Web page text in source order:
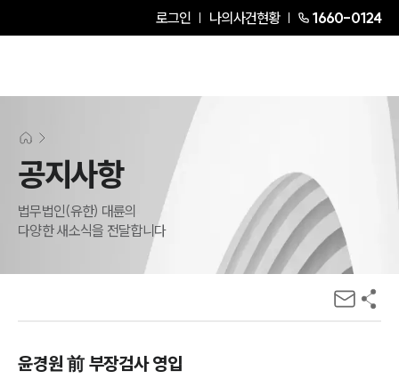
로그인 나의사건현황 1660-0124
공지사항
법무법인(유한) 대륜의
다양한 새소식을 전달합니다
윤경원 前 부장검사 영입